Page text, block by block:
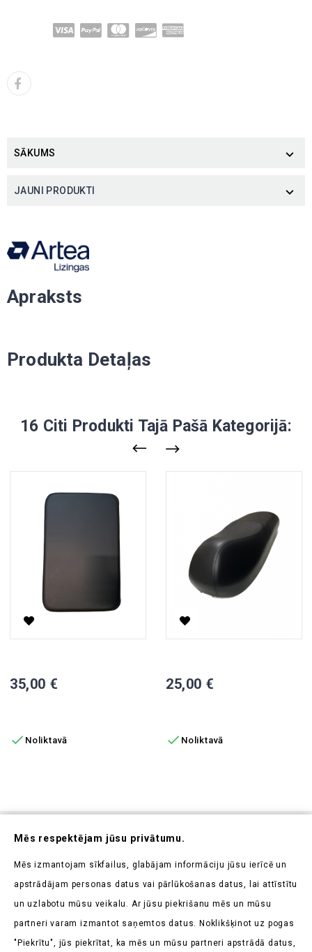
SĀKUMS 
JAUNI PRODUKTI 
Apraksts
Produkta Detaļas
16 Citi Produkti Tajā Pašā Kategorijā:
Cena
35,00 €
 Noliktavā
Cena
25,00 €
 Noliktavā
Abonējiet Mūsu Jaunumrakstu
Uzziniet pirmieji par mūsu jaunumiem un aktuālajām
Mēs respektējam jūsu privātumu.
Mēs izmantojam sīkfailus, glabājam informāciju jūsu ierīcē un
apstrādājam personas datus vai pārlūkošanas datus, lai attīstītu
un uzlabotu mūsu veikalu. Ar jūsu piekrišanu mēs un mūsu
partneri varam izmantot saņemtos datus. Noklikšķinot uz pogas
"Piekrītu", jūs piekrītat, ka mēs un mūsu partneri apstrādā datus,